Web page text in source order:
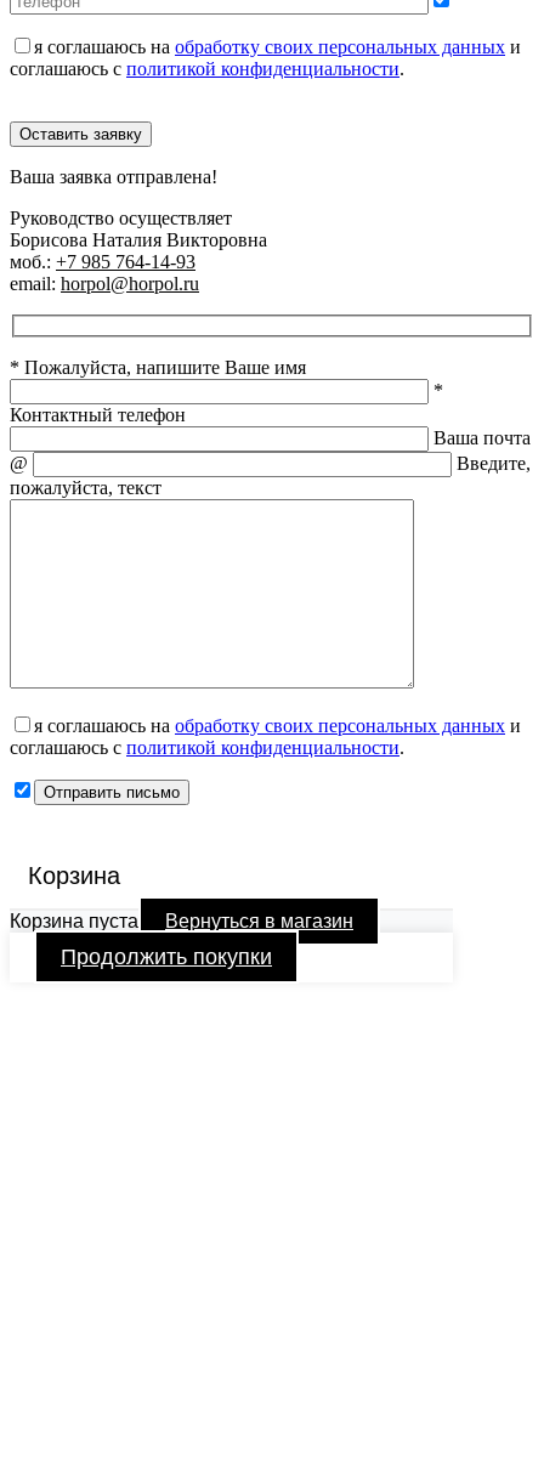
я соглашаюсь на обработку своих персональных данных и
соглашаюсь с политикой конфиденциальности.
Оставить заявку
Ваша заявка отправлена!
Руководство осуществляет
Борисова Наталия Викторовна
моб.: +7 985 764-14-93
email: horpol@horpol.ru
* Пожалуйста, напишите Ваше имя
*
Контактный телефон
Ваша почта
@
Введите,
пожалуйста, текст
я соглашаюсь на обработку своих персональных данных и
соглашаюсь с политикой конфиденциальности.
Корзина
Корзина пуста Вернуться в магазин
Продолжить покупки